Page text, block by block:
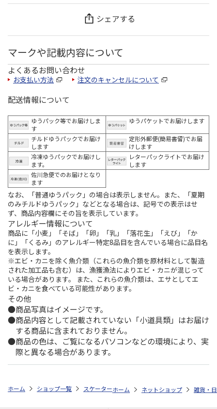
シェアする
マークや記載内容について
よくあるお問い合わせ
お支払い方法 注文のキャンセルについて
配送情報について
ゆうパック等でお届けしま
す
ゆうパケットでお届けします
チルドゆうパックでお届け
します
定形外郵便(簡易書留)でお届
けします
冷凍ゆうパックでお届けし
ます。
レターパックライトでお届け
します
佐川急便でのお届けとなり
ます
なお、「普通ゆうパック」の場合は表示しません。また、「夏期
のみチルドゆうパック」などとなる場合は、記号での表示はせ
ず、商品内容欄にその旨を表示しています。
アレルギー情報について
商品に「小麦」「そば」「卵」「乳」「落花生」「えび」「か
に」「くるみ」のアレルギー特定8品目を含んでいる場合に品目名
を表示します。
※エビ・カニを除く魚介類（これらの魚介類を原材料として製造
された加工品も含む）は、漁獲漁法によりエビ・カニが混じって
いる場合があります。 また、これらの魚介類は、エサとしてエ
ビ・カニを食べている可能性があります。
その他
商品写真はイメージです。
商品内容として記載されていない「小道具類」はお届け
する商品に含まれておりません。
商品の色は、ご覧になるパソコンなどの環境により、実
際と異なる場合があります。
ホーム ショップ一覧 スケーター 吸水速乾 フード付バスポンチョ
ホーム ネットショップ 雑貨・